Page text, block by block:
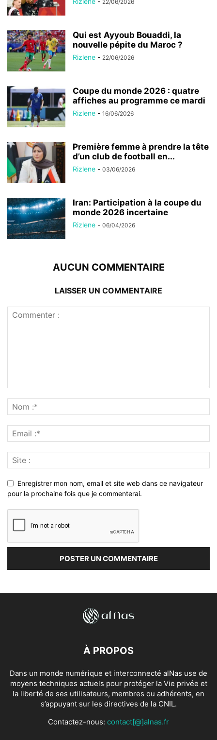
22/06/2026
Qui est Ayyoub Bouaddi, la
nouvelle pépite du Maroc ?
Rizlene - 22/06/2026
Coupe du monde 2026 : quatre
affiches au programme ce mardi
Rizlene - 16/06/2026
Première femme à prendre la tête
d’un club de football en...
Rizlene - 03/06/2026
Iran: Participation à la coupe du
monde 2026 incertaine
Rizlene - 06/04/2026
AUCUN COMMENTAIRE
LAISSER UN COMMENTAIRE
Enregistrer mon nom, email et site web dans ce navigateur
pour la prochaine fois que je commenterai.
À PROPOS
Dans un monde numérique et interconnecté alNas use de
moyens techniques actuels pour protéger la Vie privée et
la liberté de ses utilisateurs, membres ou adhérents, en
s’appuyant sur les directives de la CNIL.
Contactez-nous: contact[@]alnas.fr